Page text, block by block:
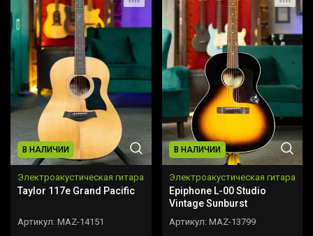
В НАЛИЧИИ
Электроакустическая гитара
Taylor 117e Grand Pacific
Артикул: MAZ-14151
В НАЛИЧИИ
Электроакустическая гитара
Epiphone L-00 Studio
Vintage Sunburst
Артикул: MAZ-13799